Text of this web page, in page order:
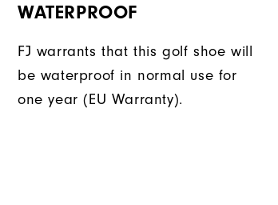
WATERPROOF
FJ warrants that this golf shoe will
be waterproof in normal use for
one year (EU Warranty).